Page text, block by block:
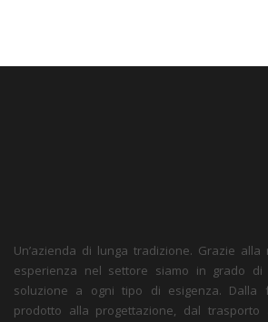
Un’azienda di lunga tradizione. Grazie alla
esperienza nel settore siamo in grado di
soluzione a ogni tipo di esigenza. Dalla
prodotto alla progettazione, dal